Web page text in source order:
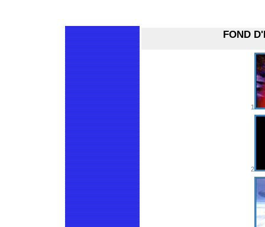
FOND
1
2